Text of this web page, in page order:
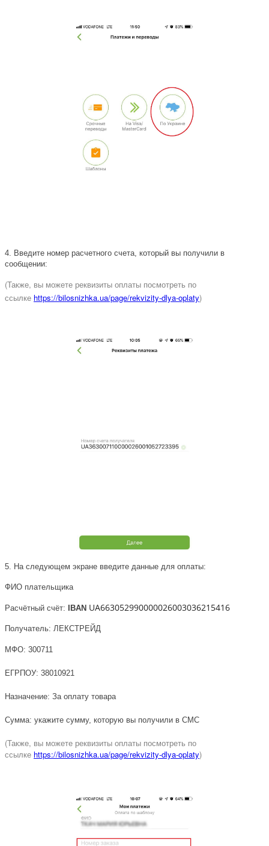
4. Введите номер расчетного счета, который вы получили в
сообщении:
(Также, вы можете реквизиты оплаты посмотреть по
ссылке https://bilosnizhka.ua/page/rekvizity-dlya-oplaty)
5. На следующем экране введите данные для оплаты:
ФИО плательщика
Расчётный счёт: IBAN UA663052990000026003036215416
Получатель: ЛЕКСТРЕЙД
МФО: 300711
ЕГРПОУ: 38010921
Назначение: За оплату товара
Сумма: укажите сумму, которую вы получили в СМС
(Также, вы можете реквизиты оплаты посмотреть по
ссылке https://bilosnizhka.ua/page/rekvizity-dlya-oplaty)